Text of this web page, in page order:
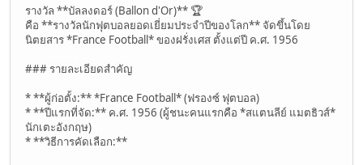
รางวัล **บัลลงดอร์ (Ballon d'Or)** 🏆
คือ **รางวัลนักฟุตบอลยอดเยี่ยมประจำปีของโลก** จัดขึ้นโดย
นิตยสาร *France Football* ของฝรั่งเศส ตั้งแต่ปี ค.ศ. 1956
### รายละเอียดสำคัญ
* **ผู้ก่อตั้ง:** *France Football* (ฟรองซ์ ฟุตบอล)
* **ปีแรกที่จัด:** ค.ศ. 1956 (ผู้ชนะคนแรกคือ *สแตนลีย์ แมตธิวส์*
นักเตะอังกฤษ)
* **วิธีการคัดเลือก:**